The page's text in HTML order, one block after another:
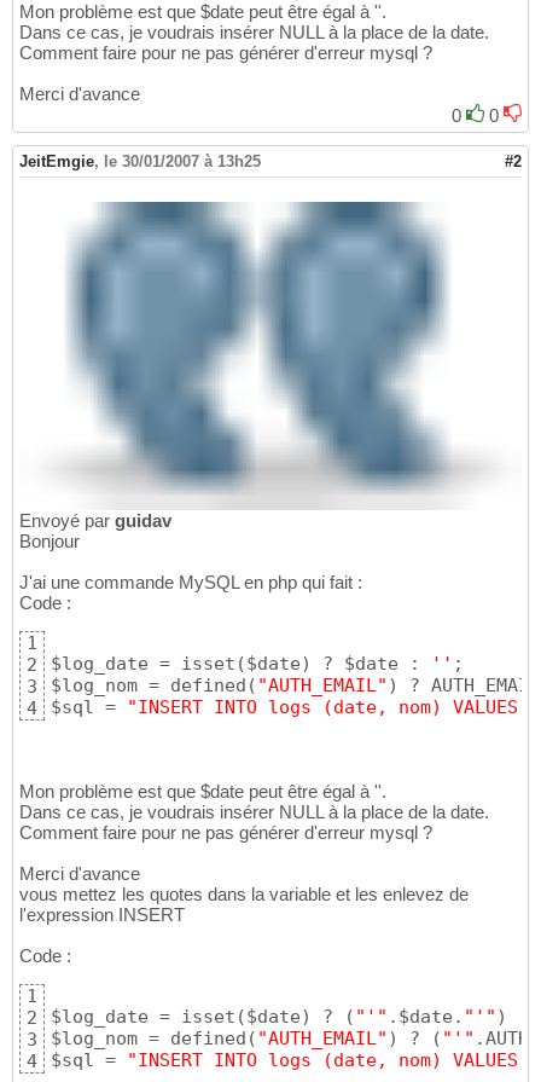
Mon problème est que $date peut être égal à ''.
Dans ce cas, je voudrais insérer NULL à la place de la date.
Comment faire pour ne pas générer d'erreur mysql ?
Merci d'avance
0
0
JeitEmgie, le 30/01/2007 à 13h25 #2
Envoyé par guidav
Bonjour
J'ai une commande MySQL en php qui fait :
Code :
1
2
3
4
$log_date = isset ($date) ? $date : '' ;
$log_nom = defined ( "AUTH_EMAIL" )
?
$sql =
"INSERT INTO logs (date, nom)
Mon problème est que $date peut être égal à ''.
Dans ce cas, je voudrais insérer NULL à la place de la date.
Comment faire pour ne pas générer d'erreur mysql ?
Merci d'avance
vous mettez les quotes dans la variable et les enlevez de
l'expression INSERT
Code :
1
2
3
4
$log_date = isset ($date) ? ( "'" .$date. "'" )
$log_nom = defined ( "AUTH_EMAIL" ) ? ( "'"
$sql =
"INSERT INTO logs (date, nom)